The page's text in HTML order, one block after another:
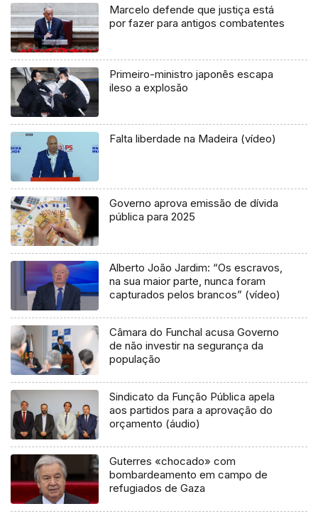
Marcelo defende que justiça está
por fazer para antigos combatentes
Primeiro-ministro japonês escapa
ileso a explosão
Falta liberdade na Madeira (vídeo)
Governo aprova emissão de dívida
pública para 2025
Alberto João Jardim: “Os escravos,
na sua maior parte, nunca foram
capturados pelos brancos” (vídeo)
Câmara do Funchal acusa Governo
de não investir na segurança da
população
Sindicato da Função Pública apela
aos partidos para a aprovação do
orçamento (áudio)
Guterres «chocado» com
bombardeamento em campo de
refugiados de Gaza